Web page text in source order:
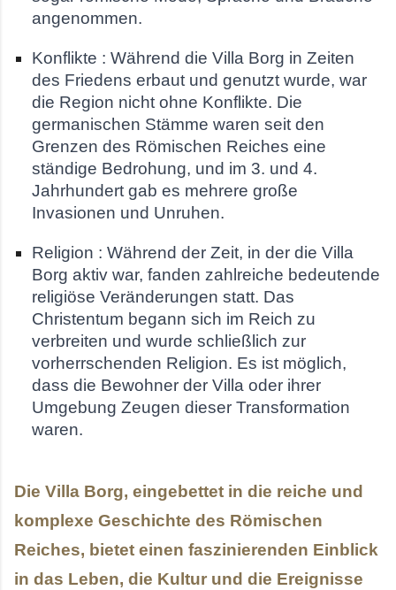
angenommen.
Konflikte : Während die Villa Borg in Zeiten
des Friedens erbaut und genutzt wurde, war
die Region nicht ohne Konflikte. Die
germanischen Stämme waren seit den
Grenzen des Römischen Reiches eine
ständige Bedrohung, und im 3. und 4.
Jahrhundert gab es mehrere große
Invasionen und Unruhen.
Religion : Während der Zeit, in der die Villa
Borg aktiv war, fanden zahlreiche bedeutende
religiöse Veränderungen statt. Das
Christentum begann sich im Reich zu
verbreiten und wurde schließlich zur
vorherrschenden Religion. Es ist möglich,
dass die Bewohner der Villa oder ihrer
Umgebung Zeugen dieser Transformation
waren.
Die Villa Borg, eingebettet in die reiche und
komplexe Geschichte des Römischen
Reiches, bietet einen faszinierenden Einblick
in das Leben, die Kultur und die Ereignisse